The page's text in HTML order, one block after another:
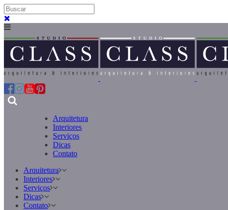
Arquitetura
Interiores
Serviços
Dicas
Contato
Arquitetura
Interiores
Serviços
Dicas
Contato